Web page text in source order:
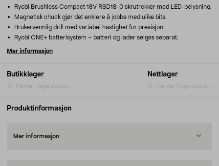
Butikklager
Henter lagerstatus...
Nettlager
Henter lagerstatus...
Ryobi Brushless Compact 18V RSD18-0 skrutrekker med LED-belysning.
Magnetisk chuck gjør det enklere å jobbe med ulike bits.
Brukervennlig drill med variabel hastighet for presisjon.
Ryobi ONE+ batterisystem – batteri og lader selges separat.
Mer informasjon
Produktinformasjon
Mer informasjon